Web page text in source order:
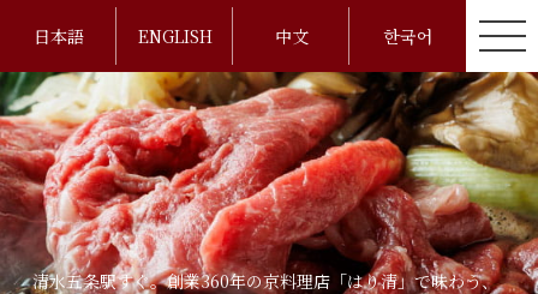
日本語 ENGLISH 中文 한국어
清水五条駅すぐ。創業360年の京料理店「はり清」で味わう、